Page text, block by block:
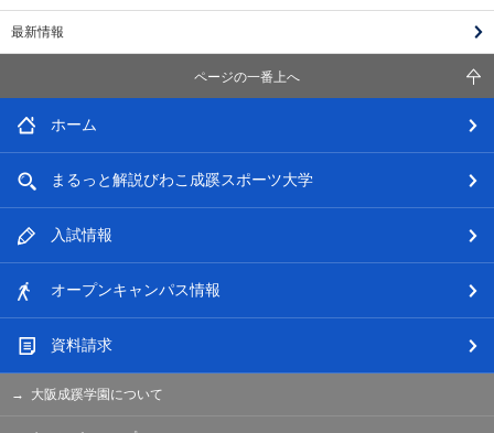
最新情報
ページの一番上へ
ホーム
まるっと解説びわこ成蹊スポーツ大学
入試情報
オープンキャンパス情報
資料請求
大阪成蹊学園について